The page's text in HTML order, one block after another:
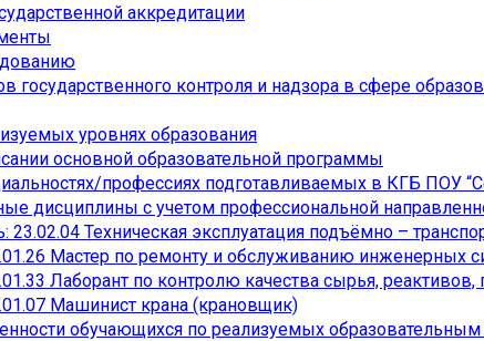
аккредитации
государственного контроля и надзора в сфере
уровнях образования
основной образовательной программы
профессиях подготавливаемых в КГБ ПОУ
дисциплины с учетом профессиональной
23.02.04 Техническая эксплуатация подъёмно –
Мастер по ремонту и обслуживанию инженерных
Лаборант по контролю качества сырья,
Машинист крана (крановщик)
обучающихся по реализуемых